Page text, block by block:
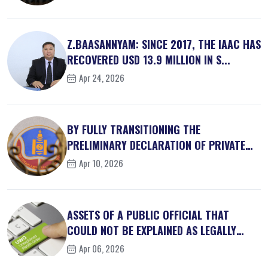
Z.BAASANNYAM: SINCE 2017, THE IAAC HAS
RECOVERED USD 13.9 MILLION IN S...
Apr 24, 2026
BY FULLY TRANSITIONING THE
PRELIMINARY DECLARATION OF PRIVATE
INTEREST...
Apr 10, 2026
ASSETS OF A PUBLIC OFFICIAL THAT
COULD NOT BE EXPLAINED AS LEGALLY
OBT...
Apr 06, 2026